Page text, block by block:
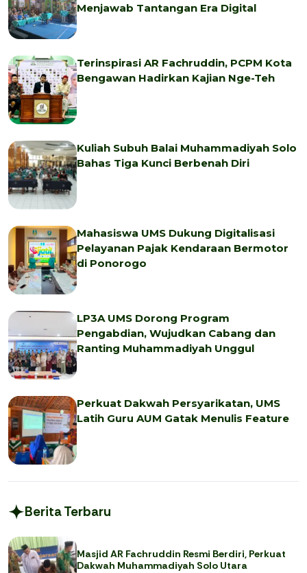
Menjawab Tantangan Era Digital
Terinspirasi AR Fachruddin, PCPM Kota
Bengawan Hadirkan Kajian Nge-Teh
Kuliah Subuh Balai Muhammadiyah Solo
Bahas Tiga Kunci Berbenah Diri
Mahasiswa UMS Dukung Digitalisasi
Pelayanan Pajak Kendaraan Bermotor
di Ponorogo
LP3A UMS Dorong Program
Pengabdian, Wujudkan Cabang dan
Ranting Muhammadiyah Unggul
Perkuat Dakwah Persyarikatan, UMS
Latih Guru AUM Gatak Menulis Feature
Berita Terbaru
Masjid AR Fachruddin Resmi Berdiri, Perkuat
Dakwah Muhammadiyah Solo Utara